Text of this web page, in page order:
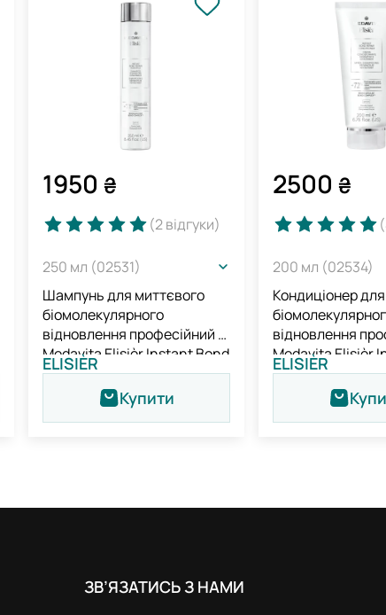
1950 ₴
(2відгуки)
250 мл (02531)
Шампунь для миттєвого
біомолекулярного
відновлення професійний /
Medavita Elisièr Instant Bond
Repair Shampoo
ELISIÈR
Купити
2500 ₴
200 мл (02534)
Кондиціонер
відновлення
Medavita Elisièr
Repair
ELISIÈR
ЗВ’ЯЗАТИСЬ З НАМИ